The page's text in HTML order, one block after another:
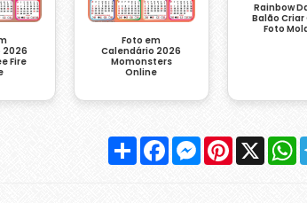
2026
Fire
Foto em
Calendário 2026
Momonsters
Online
Rainbow
Balão
Foto
Compartilhar
FacebookMessenger
Pinterest
X